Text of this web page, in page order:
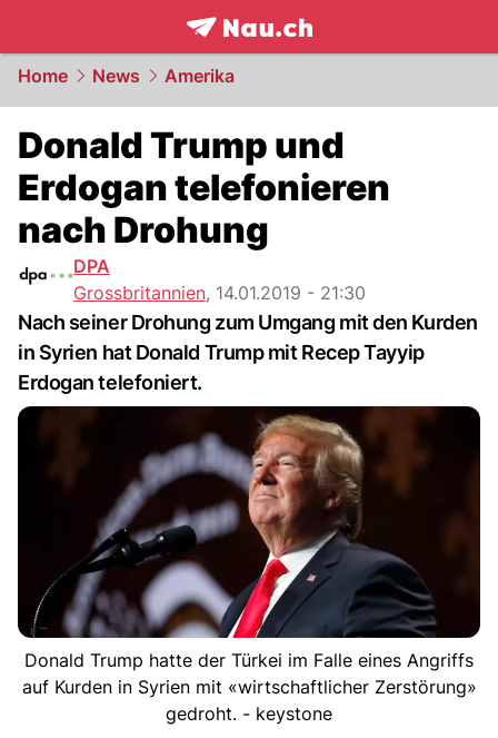
frontpage.NAU.ch
Home News Amerika
Donald Trump und
Erdogan telefonieren
nach Drohung
DPA
Grossbritannien, 14.01.2019 - 21:30
Nach seiner Drohung zum Umgang mit den Kurden
in Syrien hat Donald Trump mit Recep Tayyip
Erdogan telefoniert.
Donald Trump hatte der Türkei im Falle eines Angriffs
auf Kurden in Syrien mit «wirtschaftlicher Zerstörung»
gedroht. - keystone